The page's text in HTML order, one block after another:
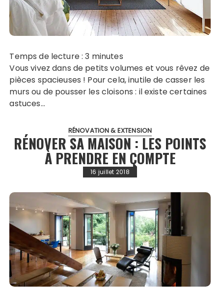
Temps de lecture :3 minutes
Vous vivez dans de petits volumes et vous rêvez de
pièces spacieuses ! Pour cela, inutile de casser les
murs ou de pousser les cloisons : il existe certaines
astuces…
RÉNOVATION & EXTENSION
RÉNOVER SA MAISON : LES POINTS
À PRENDRE EN COMPTE
16 juillet 2018